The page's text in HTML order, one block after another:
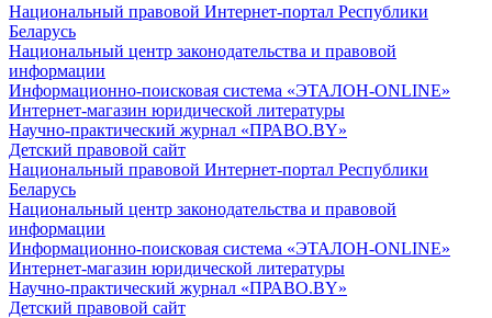
Национальный правовой Интернет-портал Республики
Беларусь
Национальный центр законодательства и правовой
информации
Информационно-поисковая система «ЭТАЛОН-ONLINE»
Интернет-магазин юридической литературы
Научно-практический журнал «ПРАВО.BY»
Детский правовой сайт
Национальный правовой Интернет-портал Республики
Беларусь
Национальный центр законодательства и правовой
информации
Информационно-поисковая система «ЭТАЛОН-ONLINE»
Интернет-магазин юридической литературы
Научно-практический журнал «ПРАВО.BY»
Детский правовой сайт